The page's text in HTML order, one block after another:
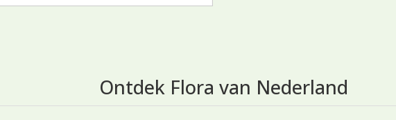
Ontdek Flora van Nederland